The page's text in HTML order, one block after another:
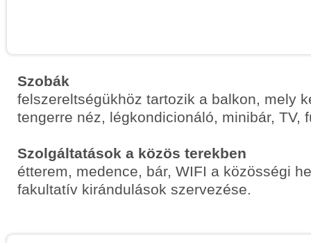
Szobák
felszereltségükhöz tartozik a balkon, mely
tengerre néz, légkondicionáló, minibár, TV,
Szolgáltatások a közös terekben
étterem, medence, bár, WIFI a közösségi
fakultatív kirándulások szervezése.